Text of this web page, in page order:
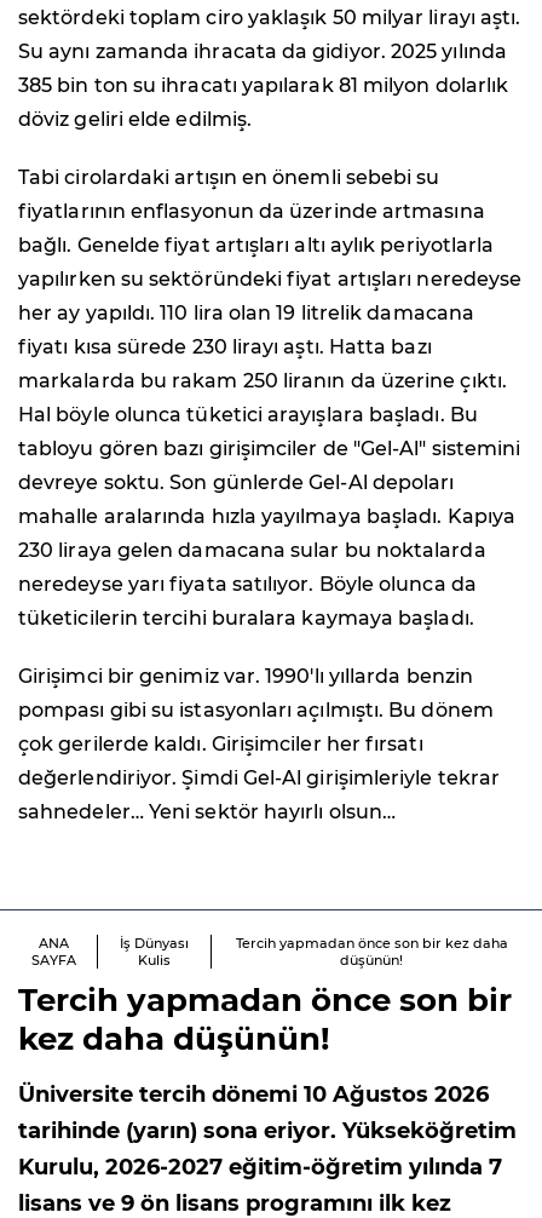
sektördeki toplam ciro yaklaşık 50 milyar lirayı aştı.
Su aynı zamanda ihracata da gidiyor. 2025 yılında
385 bin ton su ihracatı yapılarak 81 milyon dolarlık
döviz geliri elde edilmiş.
Tabi cirolardaki artışın en önemli sebebi su
fiyatlarının enflasyonun da üzerinde artmasına
bağlı. Genelde fiyat artışları altı aylık periyotlarla
yapılırken su sektöründeki fiyat artışları neredeyse
her ay yapıldı. 110 lira olan 19 litrelik damacana
fiyatı kısa sürede 230 lirayı aştı. Hatta bazı
markalarda bu rakam 250 liranın da üzerine çıktı.
Hal böyle olunca tüketici arayışlara başladı. Bu
tabloyu gören bazı girişimciler de "Gel-Al" sistemini
devreye soktu. Son günlerde Gel-Al depoları
mahalle aralarında hızla yayılmaya başladı. Kapıya
230 liraya gelen damacana sular bu noktalarda
neredeyse yarı fiyata satılıyor. Böyle olunca da
tüketicilerin tercihi buralara kaymaya başladı.
Girişimci bir genimiz var. 1990'lı yıllarda benzin
pompası gibi su istasyonları açılmıştı. Bu dönem
çok gerilerde kaldı. Girişimciler her fırsatı
değerlendiriyor. Şimdi Gel-Al girişimleriyle tekrar
sahnedeler… Yeni sektör hayırlı olsun…
ANA
SAYFA
İş Dünyası
Kulis
Tercih yapmadan önce son bir kez daha
düşünün!
Tercih yapmadan önce son bir
kez daha düşünün!
Üniversite tercih dönemi 10 Ağustos 2026
tarihinde (yarın) sona eriyor. Yükseköğretim
Kurulu, 2026-2027 eğitim-öğretim yılında 7
lisans ve 9 ön lisans programını ilk kez